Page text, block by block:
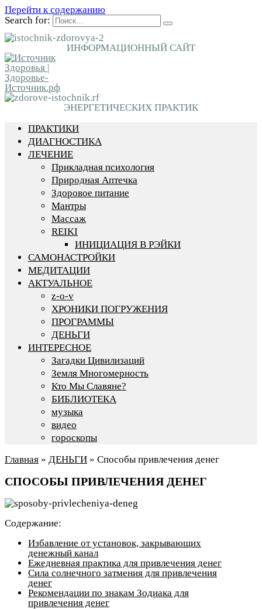
Перейти к содержанию
Search for:
ИНФОРМАЦИОННЫЙ САЙТ
ЭНЕРГЕТИЧЕСКИХ ПРАКТИК
ПРАКТИКИ
ДИАГНОСТИКА
ЛЕЧЕНИЕ
Прикладная психология
Природная Аптечка
Здоровое питание
Мантры
Массаж
REIKI
ИНИЦИАЦИЯ В РЭЙКИ
САМОНАСТРОЙКИ
МЕДИТАЦИИ
АКТУАЛЬНОЕ
z-o-v
ХРОНИКИ ПОГРУЖЕНИЯ
ПРОГРАММЫ
ДЕНЬГИ
ИНТЕРЕСНОЕ
Загадки Цивилизаций
Земля Многомерность
Кто Мы Славяне?
БИБЛИОТЕКА
музыка
видео
гороскопы
Главная » ДЕНЬГИ » Способы привлечения денег
СПОСОБЫ ПРИВЛЕЧЕНИЯ ДЕНЕГ
Содержание:
Избавление от установок, закрывающих
денежный канал
Ежедневная практика для привлечения денег
Сила солнечного затмения для привлечения
денег
Рекомендации по знакам Зодиака для
привлечения денег